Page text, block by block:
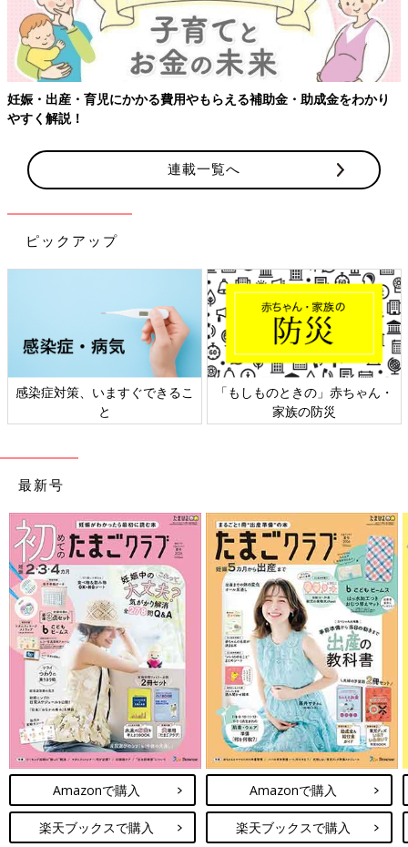
妊娠・出産・育児にかかる費用やもらえる補助金・助成金をわかり
やすく解説！
連載一覧へ
ピックアップ
感染症対策、いますぐできるこ
と
「もしものときの」赤ちゃん・
家族の防災
最新号
Amazonで購入
楽天ブックスで購入
Amazonで購入
楽天ブックスで購入